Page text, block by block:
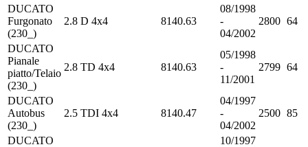
DUCATO
Furgonato
(230_)
2.8 D 4x4 8140.63
08/1998
-
04/2002
2800 64
DUCATO
Pianale
piatto/Telaio
(230_)
2.8 TD 4x4 8140.63
05/1998
-
11/2001
2799 64
DUCATO
Autobus
(230_)
2.5 TDI 4x4 8140.47
04/1997
-
04/2002
2500 85
DUCATO
10/1997